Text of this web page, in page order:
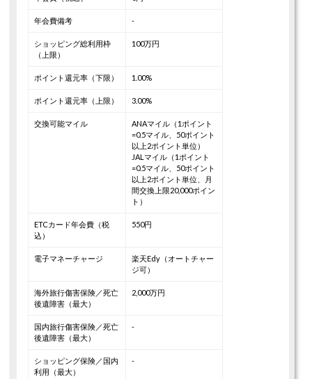
年会費備考 -
ショッピング総利用枠
（上限）
100万円
ポイント還元率（下限） 1.00%
ポイント還元率（上限） 3.00%
交換可能マイル
ANAマイル（1ポイント
=0.5マイル、50ポイント
以上2ポイント単位）
JALマイル（1ポイント
=0.5マイル、50ポイント
以上2ポイント単位、月
間交換上限20,000ポイン
ト）
ETCカード年会費（税
込）
550円
電子マネーチャージ
楽天Edy（オートチャー
ジ可）
海外旅行傷害保険／死亡
後遺障害（最大）
2,000万円
国内旅行傷害保険／死亡
後遺障害（最大）
-
ショッピング保険／国内
利用（最大）
-